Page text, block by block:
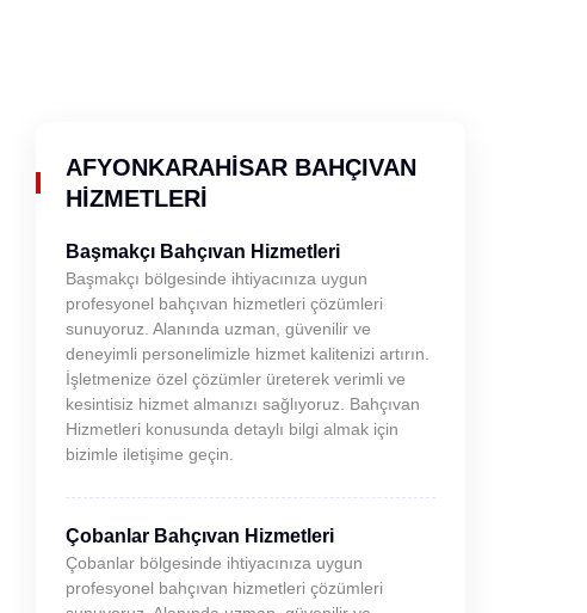
AFYONKARAHISAR BAHÇIVAN
HIZMETLERI
Başmakçı Bahçıvan Hizmetleri
Başmakçı bölgesinde ihtiyacınıza uygun
profesyonel bahçıvan hizmetleri çözümleri
sunuyoruz. Alanında uzman, güvenilir ve
deneyimli personelimizle hizmet kalitenizi artırın.
İşletmenize özel çözümler üreterek verimli ve
kesintisiz hizmet almanızı sağlıyoruz. Bahçıvan
Hizmetleri konusunda detaylı bilgi almak için
bizimle iletişime geçin.
Çobanlar Bahçıvan Hizmetleri
Çobanlar bölgesinde ihtiyacınıza uygun
profesyonel bahçıvan hizmetleri çözümleri